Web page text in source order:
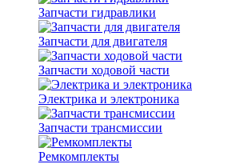
Запчасти гидравлики
Запчасти для двигателя
Запчасти ходовой части
Электрика и электроника
Запчасти трансмиссии
Ремкомплекты